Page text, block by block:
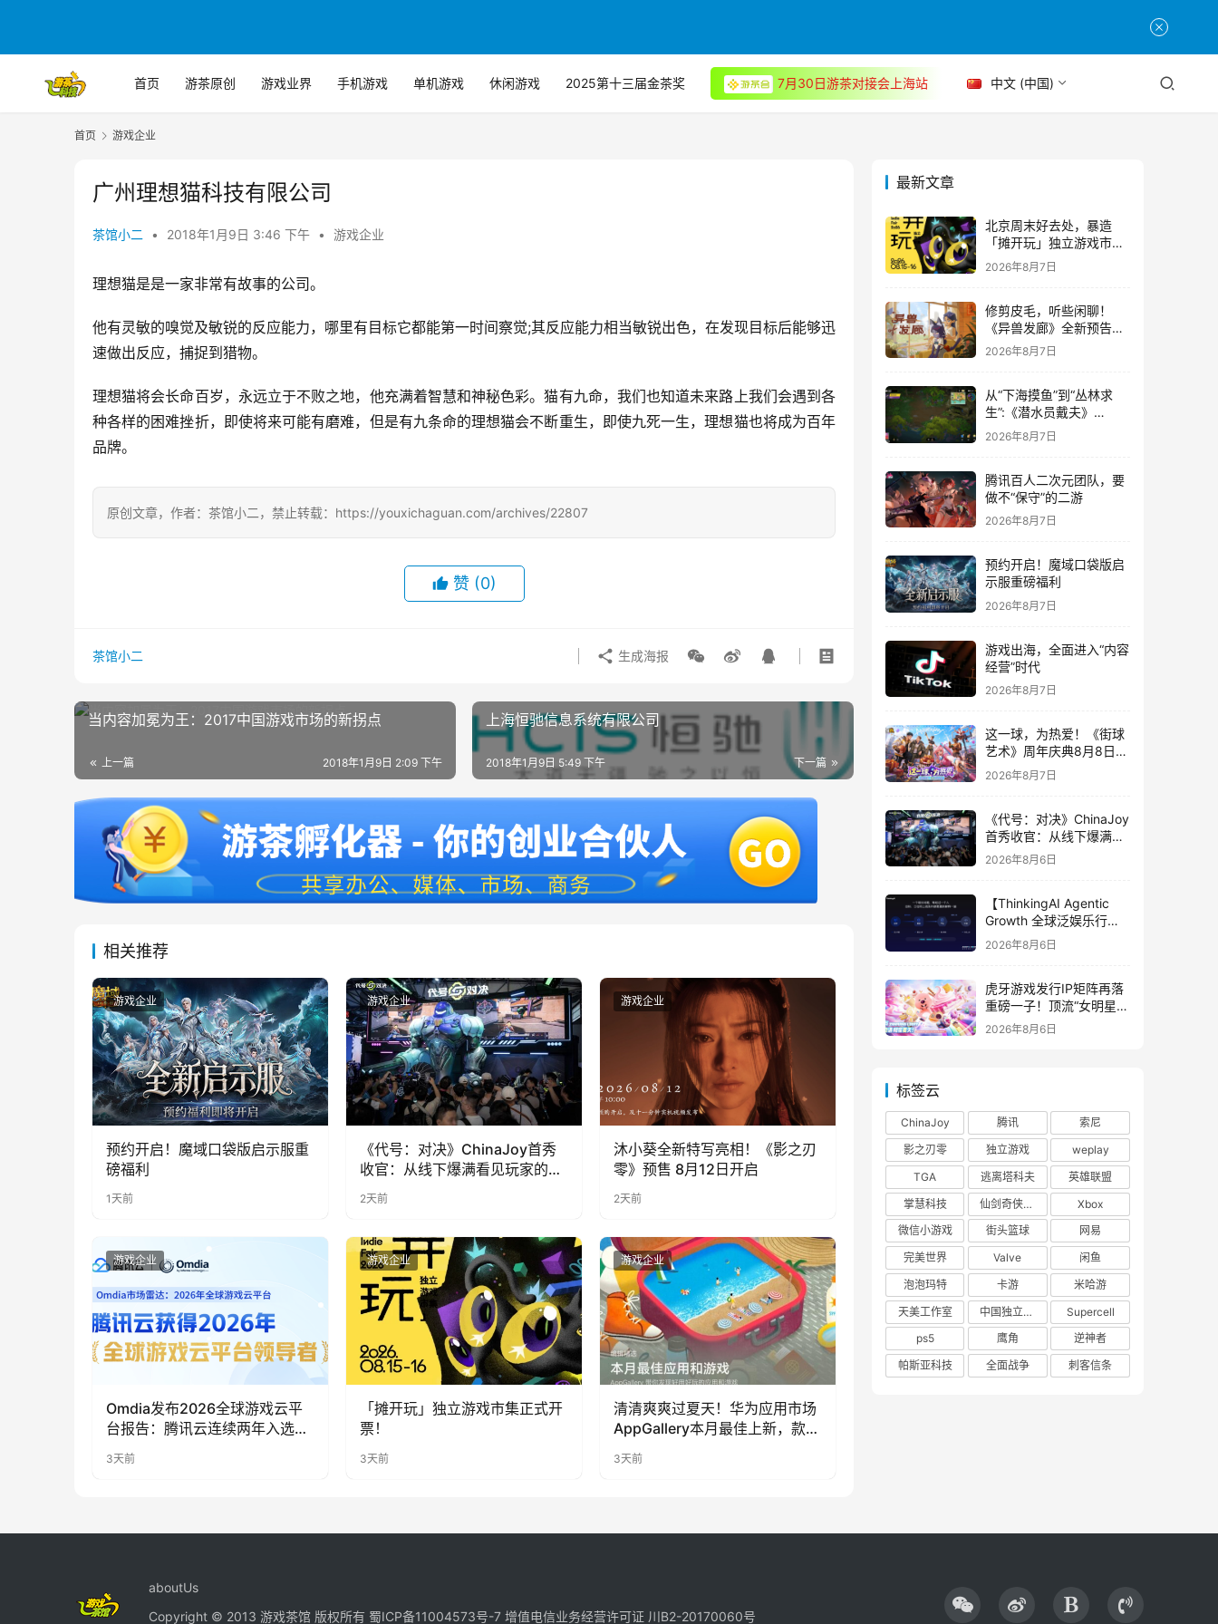
首页 游茶原创 游戏业界 手机游戏 单机游戏 休闲游戏 2025第十三届金茶奖 7月30日游茶对接会上海站 中文 (中国)
首页 游戏企业
广州理想猫科技有限公司
茶馆小二 • 2018年1月9日 3:46 下午 • 游戏企业
理想猫是是一家非常有故事的公司。
他有灵敏的嗅觉及敏锐的反应能力，哪里有目标它都能第一时间察觉;其反应能力相当敏锐出色，在发现目标后能够迅
速做出反应，捕捉到猎物。
理想猫将会长命百岁，永远立于不败之地，他充满着智慧和神秘色彩。猫有九命，我们也知道未来路上我们会遇到各
种各样的困难挫折，即使将来可能有磨难，但是有九条命的理想猫会不断重生，即使九死一生，理想猫也将成为百年
品牌。
原创文章，作者：茶馆小二，禁止转载：https://youxichaguan.com/archives/22807
赞 (0)
茶馆小二 生成海报
当内容加冕为王：2017中国游戏市场的新拐点
上一篇 2018年1月9日 2:09 下午
上海恒驰信息系统有限公司
下一篇
2018年1月9日 5:49 下午
相关推荐
游戏企业
预约开启！魔域口袋版启示服重
磅福利
1天前
游戏企业
《代号：对决》ChinaJoy首秀
收官：从线下爆满看见玩家的真
实期待
2天前
游戏企业
沐小葵全新特写亮相！《影之刃
零》预售 8月12日开启
2天前
游戏企业
Omdia发布2026全球游戏云平
台报告：腾讯云连续两年入选
3天前
游戏企业
「摊开玩」独立游戏市集正式开
票！
3天前
游戏企业
清清爽爽过夏天！华为应用市场
AppGallery本月最佳上新，款款
3天前
最新文章
北京周末好去处，暴造
「摊开玩」独立游戏市集
正式开票！
2026年8月7日
修剪皮毛，听些闲聊！
《异兽发廊》全新预告与
Steam免费试玩公开
2026年8月7日
从“下海摸鱼”到“丛林求
生”:《潜水员戴夫》
DLC《丛林》移动端定档
8月14日
2026年8月7日
腾讯百人二次元团队，要
做不“保守”的二游
2026年8月7日
预约开启！魔域口袋版启
示服重磅福利
2026年8月7日
游戏出海，全面进入“内容
经营”时代
2026年8月7日
这一球，为热爱！《街球
艺术》周年庆典8月8日正
式上线，多重福利与全新
内容同步开启
2026年8月7日
《代号：对决》ChinaJoy
首秀收官：从线下爆满看
见玩家的真实期待
2026年8月6日
【ThinkingAI Agentic
Growth 全球泛娱乐行业
峰会】Agent 时代，人到
底负责什么
2026年8月6日
虎牙游戏发行IP矩阵再落
重磅一子！顶流“女明星”
ZANMANG LOOPY 正版
2026年8月6日
标签云
ChinaJoy 腾讯
索尼
影之刃零
独立游戏
weplay
TGA
逃离塔科夫
英雄联盟
掌慧科技
仙剑奇侠传四
Xbox
微信小游戏
街头篮球
网易
完美世界
Valve
闲鱼
泡泡玛特
卡游
米哈游
天美工作室
中国独立游戏联盟
Supercell
ps5
鹰角
逆神者
帕斯亚科技
全面战争 刺客信条
aboutUs
Copyright © 2013 游戏茶馆 版权所有 蜀ICP备11004573号-7 增值电信业务经营许可证 川B2-20170060号